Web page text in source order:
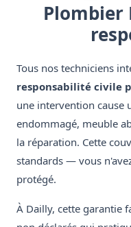
Plombier
Tous nos techniciens
responsabilité civile
une intervention cause
endommagé, meuble
la réparation. Cette
standards — vous
protégé.
À Dailly, cette garantie